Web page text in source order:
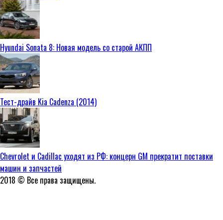
Hyundai Sonata 8: Новая модель со старой АКПП
Тест-драйв Kia Cadenza (2014)
Chevrolet и Cadillac уходят из РФ: концерн GM прекратит поставки
машин и запчастей
2018 © Все права защищены.